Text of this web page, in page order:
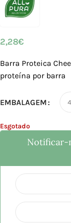
2,28€
Barra Proteica
proteína por barra
EMBALAGEM
Esgotado
Notificar-